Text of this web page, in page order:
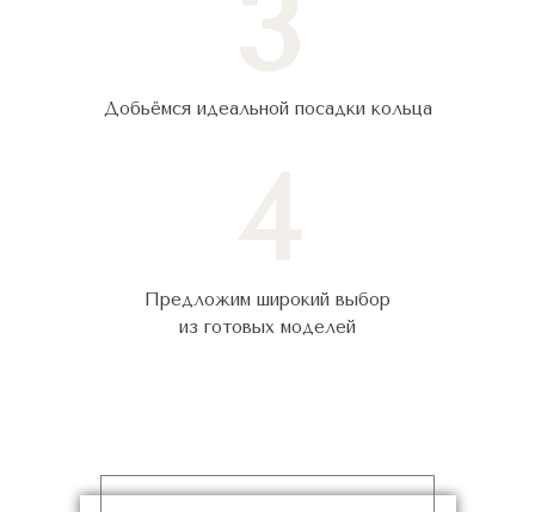
Добьёмся идеальной посадки кольца
Предложим широкий выбор
из готовых моделей